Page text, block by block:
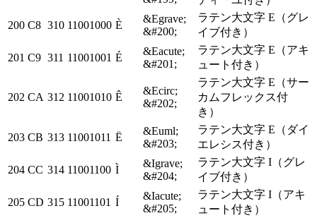
200 C8 310 11001000 È
&Egrave;
&#200;
ラテン大文字 E（グレ
イブ付き）
201 C9 311 11001001 É
&Eacute;
&#201;
ラテン大文字 E（アキ
ュート付き）
202 CA 312 11001010 Ê
&Ecirc;
&#202;
ラテン大文字 E（サー
カムフレックス付
き）
203 CB 313 11001011 Ë
&Euml;
&#203;
ラテン大文字 E（ダイ
エレシス付き）
204 CC 314 11001100 Ì
&Igrave;
&#204;
ラテン大文字 I（グレ
イブ付き）
205 CD 315 11001101 Í
&Iacute;
&#205;
ラテン大文字 I（アキ
ュート付き）